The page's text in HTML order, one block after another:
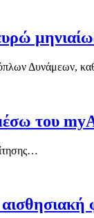
Δυνάμεων,
μέσω του